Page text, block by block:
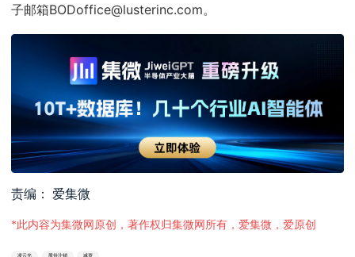
子邮箱BODoffice@lusterinc.com。
责编： 爱集微
*此内容为集微网原创，著作权归集微网所有，爱集微，爱原创
凌云光 股份注销 减资